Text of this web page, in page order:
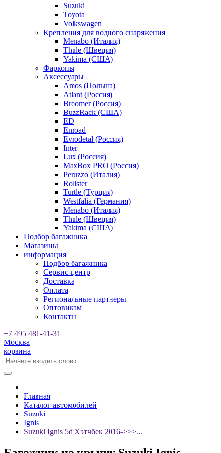
Suzuki
Toyota
Volkswagen
Крепления для водного снаряжения
Menabo (Италия)
Thule (Швеция)
Yakima (США)
Фаркопы
Аксессуары
Amos (Польша)
Atlant (Россия)
Broomer (Россия)
BuzzRack (США)
ED
Enroad
Evrodetal (Россия)
Inter
Lux (Россия)
MaxBox PRO (Россия)
Peruzzo (Италия)
Rollster
Turtle (Турция)
Westfalia (Германия)
Menabo (Италия)
Thule (Швеция)
Yakima (США)
Подбор багажника
Магазины
информация
Подбор багажника
Сервис-центр
Доставка
Оплата
Региональные партнеры
Оптовикам
Контакты
+7 495 481-41-31
Москва
корзина
Главная
Каталог автомобилей
Suzuki
Ignis
Suzuki Ignis 5d Хэтчбек 2016->>>...